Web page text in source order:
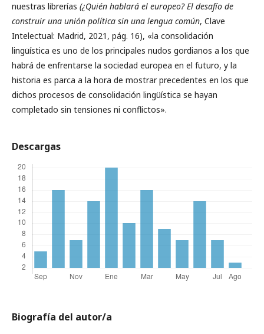
nuestras librerías (¿Quién hablará el europeo? El desafío de
construir una unión política sin una lengua común, Clave
Intelectual: Madrid, 2021, pág. 16), «la consolidación
lingüística es uno de los principales nudos gordianos a los que
habrá de enfrentarse la sociedad europea en el futuro, y la
historia es parca a la hora de mostrar precedentes en los que
dichos procesos de consolidación lingüística se hayan
completado sin tensiones ni conflictos».
Descargas
Biografía del autor/a